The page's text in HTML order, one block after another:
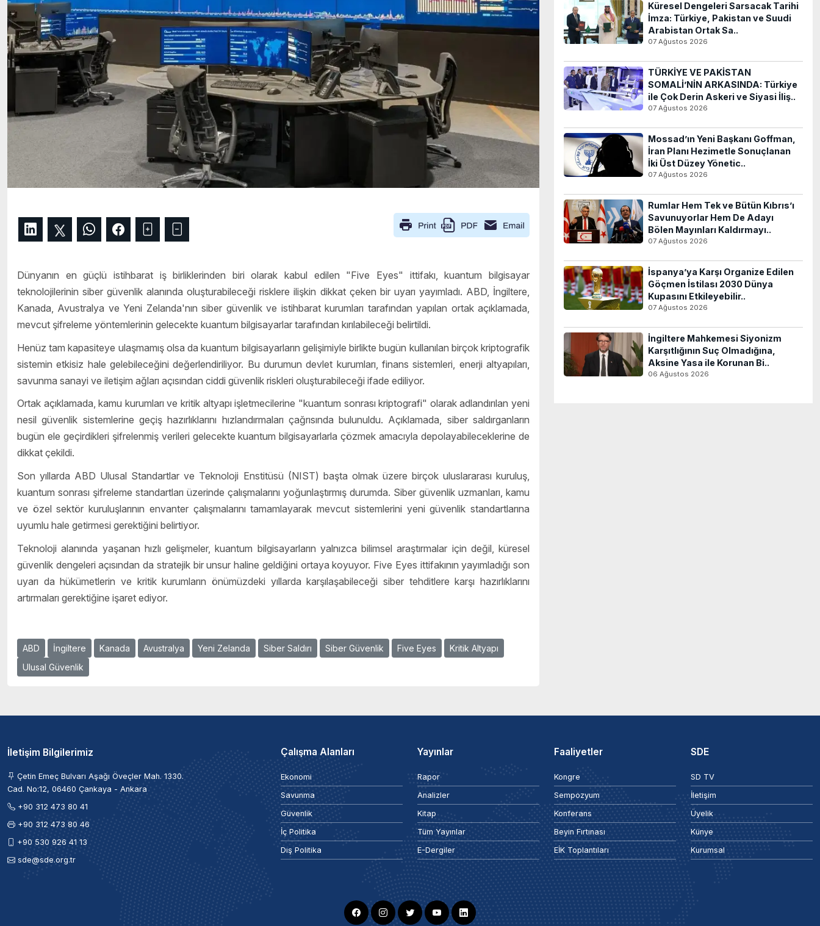
Dünyanın en güçlü istihbarat iş birliklerinden biri olarak kabul edilen "Five Eyes" ittifakı, kuantum bilgisayar
teknolojilerinin siber güvenlik alanında oluşturabileceği risklere ilişkin dikkat çeken bir uyarı yayımladı. ABD, İngiltere,
Kanada, Avustralya ve Yeni Zelanda'nın siber güvenlik ve istihbarat kurumları tarafından yapılan ortak açıklamada,
mevcut şifreleme yöntemlerinin gelecekte kuantum bilgisayarlar tarafından kırılabileceği belirtildi.
Henüz tam kapasiteye ulaşmamış olsa da kuantum bilgisayarların gelişimiyle birlikte bugün kullanılan birçok kriptografik
sistemin etkisiz hale gelebileceğini değerlendiriliyor. Bu durumun devlet kurumları, finans sistemleri, enerji altyapıları,
savunma sanayi ve iletişim ağları açısından ciddi güvenlik riskleri oluşturabileceği ifade ediliyor.
Ortak açıklamada, kamu kurumları ve kritik altyapı işletmecilerine "kuantum sonrası kriptografi" olarak adlandırılan yeni
nesil güvenlik sistemlerine geçiş hazırlıklarını hızlandırmaları çağrısında bulunuldu. Açıklamada, siber saldırganların
bugün ele geçirdikleri şifrelenmiş verileri gelecekte kuantum bilgisayarlarla çözmek amacıyla depolayabileceklerine de
dikkat çekildi.
Son yıllarda ABD Ulusal Standartlar ve Teknoloji Enstitüsü (NIST) başta olmak üzere birçok uluslararası kuruluş,
kuantum sonrası şifreleme standartları üzerinde çalışmalarını yoğunlaştırmış durumda. Siber güvenlik uzmanları, kamu
ve özel sektör kuruluşlarının envanter çalışmalarını tamamlayarak mevcut sistemlerini yeni güvenlik standartlarına
uyumlu hale getirmesi gerektiğini belirtiyor.
Teknoloji alanında yaşanan hızlı gelişmeler, kuantum bilgisayarların yalnızca bilimsel araştırmalar için değil, küresel
güvenlik dengeleri açısından da stratejik bir unsur haline geldiğini ortaya koyuyor. Five Eyes ittifakının yayımladığı son
uyarı da hükümetlerin ve kritik kurumların önümüzdeki yıllarda karşılaşabileceği siber tehditlere karşı hazırlıklarını
artırmaları gerektiğine işaret ediyor.
ABD İngiltere Kanada Avustralya Yeni Zelanda Siber Saldırı Siber Güvenlik Five Eyes
Kritik Altyapı
Ulusal Güvenlik
Küresel Dengeleri Sarsacak Tarihi
İmza: Türkiye, Pakistan ve Suudi
Arabistan Ortak Sa..
07 Ağustos 2026
TÜRKİYE VE PAKİSTAN
SOMALİ’NİN ARKASINDA: Türkiye
ile Çok Derin Askeri ve Siyasi İliş..
07 Ağustos 2026
Mossad’ın Yeni Başkanı Goffman,
İran Planı Hezimetle Sonuçlanan
İki Üst Düzey Yönetic..
07 Ağustos 2026
Rumlar Hem Tek ve Bütün Kıbrıs’ı
Savunuyorlar Hem De Adayı
Bölen Mayınları Kaldırmayı..
07 Ağustos 2026
İspanya’ya Karşı Organize Edilen
Göçmen İstilası 2030 Dünya
Kupasını Etkileyebilir..
07 Ağustos 2026
İngiltere Mahkemesi Siyonizm
Karşıtlığının Suç Olmadığına,
Aksine Yasa ile Korunan Bi..
06 Ağustos 2026
İletişim Bilgilerimiz
Çetin Emeç Bulvarı Aşağı Öveçler Mah. 1330.
Cad. No:12, 06460 Çankaya - Ankara
+90 312 473 80 41
+90 312 473 80 46
+90 530 926 41 13
sde@sde.org.tr
Çalışma Alanları
Ekonomi
Savunma
Güvenlik
İç Politika
Dış Politika
Yayınlar
Rapor
Analizler
Kitap
Tüm Yayınlar
E-Dergiler
Faaliyetler
Kongre
Sempozyum
Konferans
Beyin Fırtınası
EİK Toplantıları
SDE
SD TV
İletişim
Üyelik
Künye
Kurumsal